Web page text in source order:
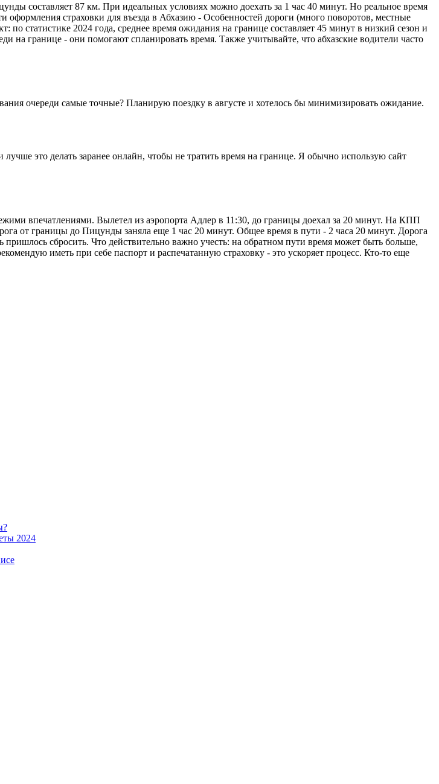
составляет 87 км. При идеальных условиях можно доехать за 1 час 40 минут. Но реальное время
страховки для въезда в Абхазию - Особенностей дороги (много поворотов, местные
статистике 2024 года, среднее время ожидания на границе составляет 45 минут в низкий сезон и
на границе - они помогают спланировать время. Также учитывайте, что абхазские водители часто
очереди самые точные? Планирую поездку в августе и хотелось бы минимизировать ожидание.
это делать заранее онлайн, чтобы не тратить время на границе. Я обычно использую сайт
впечатлениями. Вылетел из аэропорта Адлер в 11:30, до границы доехал за 20 минут. На КПП
от границы до Пицунды заняла еще 1 час 20 минут. Общее время в пути - 2 часа 20 минут. Дорога
пришлось сбросить. Что действительно важно учесть: на обратном пути время может быть больше,
иметь при себе паспорт и распечатанную страховку - это ускоряет процесс. Кто-то еще
2024